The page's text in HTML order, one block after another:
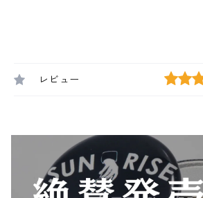
レビュー